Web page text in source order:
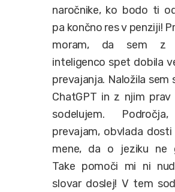
naročnike, ko bodo ti
pa končno res v penziji!
moram, da sem z
inteligenco spet dobila
prevajanja. Naložila sem
ChatGPT in z njim prav
sodelujem.
prevajam, obvlada
mene, da o jeziku ne
Take pomoči mi ni
slovar doslej! V tem